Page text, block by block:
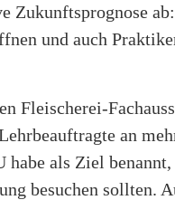
Zukunftsprognose
und auch
Fleischerei-
an
als Ziel
besuchen sollten.